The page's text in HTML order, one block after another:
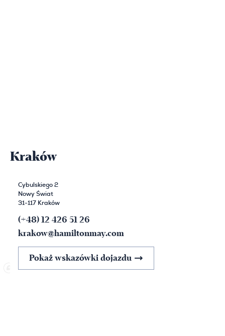
Kraków
Cybulskiego 2
Nowy Świat
31-117 Kraków
(+48) 12 426 51 26
krakow@hamiltonmay.com
Pokaż wskazówki dojazdu